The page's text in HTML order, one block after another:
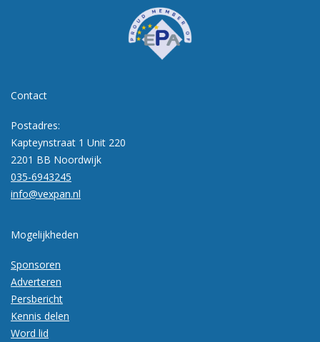
Contact
Postadres:
Kapteynstraat 1 Unit 220
2201 BB Noordwijk
035-6943245
info@vexpan.nl
Mogelijkheden
Sponsoren
Adverteren
Persbericht
Kennis delen
Word lid